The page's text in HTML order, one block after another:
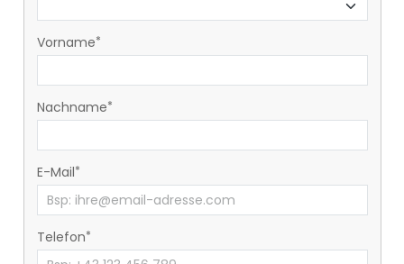
Vorname
Nachname
E-Mail
Telefon